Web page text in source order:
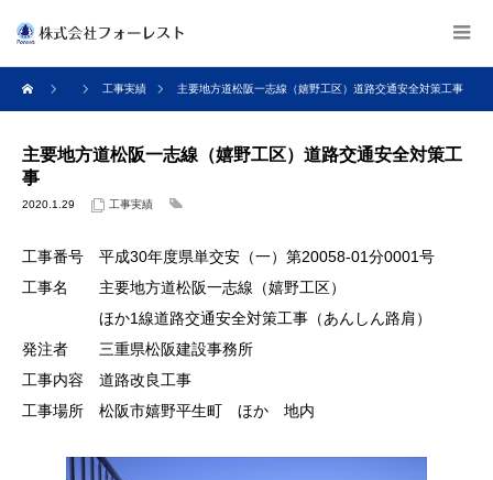
工事実績 主要地方道松阪一志線（嬉野工区）道路交通安全対策工事
主要地方道松阪一志線（嬉野工区）道路交通安全対策工
事
2020.1.29 工事実績
工事番号 平成30年度県単交安（一）第20058-01分0001号
工事名 主要地方道松阪一志線（嬉野工区）
ほか1線道路交通安全対策工事（あんしん路肩）
発注者 三重県松阪建設事務所
工事内容 道路改良工事
工事場所 松阪市嬉野平生町 ほか 地内